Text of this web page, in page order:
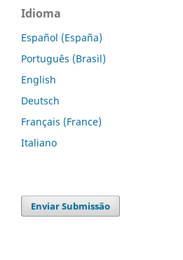
Idioma
Español (España)
Português (Brasil)
English
Deutsch
Français (France)
Italiano
Enviar Submissão